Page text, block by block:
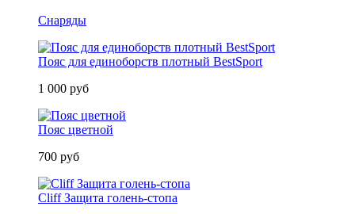
Снаряды
Пояс для единоборств плотный BestSport
1 000 руб
Пояс цветной
700 руб
Cliff Защита голень-стопа